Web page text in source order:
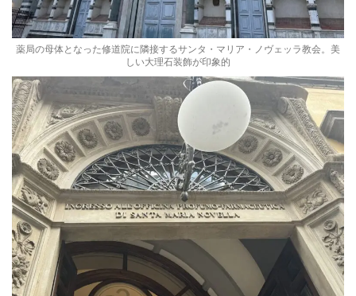
薬局の母体となった修道院に隣接するサンタ・マリア・ノヴェッラ教会。美
しい大理石装飾が印象的